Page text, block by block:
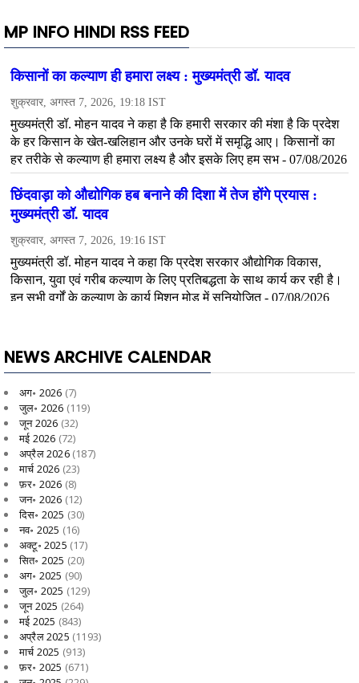
MP INFO HINDI RSS FEED
NEWS ARCHIVE CALENDAR
अग॰ 2026 (7)
जुल॰ 2026 (119)
जून 2026 (32)
मई 2026 (72)
अप्रैल 2026(187)
मार्च 2026 (23)
फ़र॰ 2026 (8)
जन॰ 2026 (12)
दिस॰ 2025 (30)
नव॰ 2025 (16)
अक्टू॰ 2025 (17)
सित॰ 2025 (20)
अग॰ 2025 (90)
जुल॰ 2025 (129)
जून 2025 (264)
मई 2025 (843)
अप्रैल 2025 (1193)
मार्च 2025 (913)
फ़र॰ 2025 (671)